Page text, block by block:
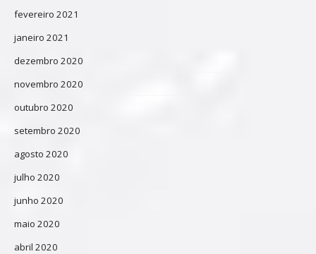
fevereiro 2021
janeiro 2021
dezembro 2020
novembro 2020
outubro 2020
setembro 2020
agosto 2020
julho 2020
junho 2020
maio 2020
abril 2020